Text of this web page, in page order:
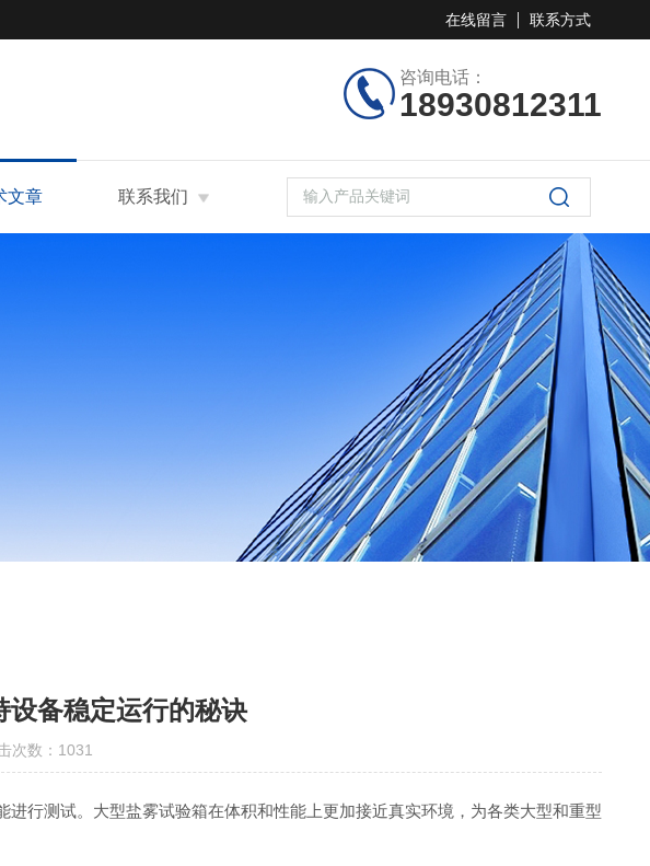
在线留言 联系方式
咨询电话：
18930812311
文章 联系我们
设备稳定运行的秘诀
数：1031
测试。大型盐雾试验箱在体积和性能上更加接近真实环境，为各类大型和重型